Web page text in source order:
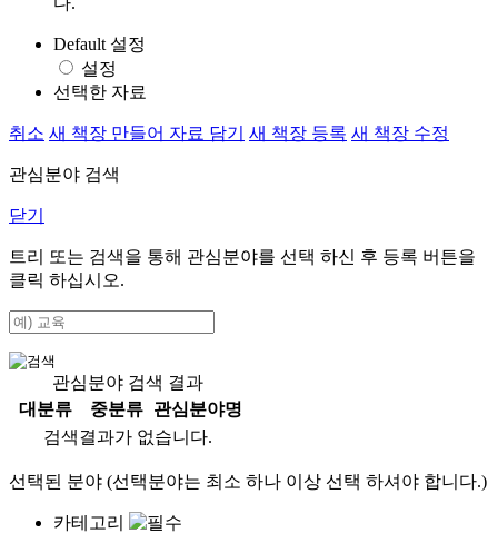
Default 설정
설정
선택한 자료
취소 새 책장 만들어 자료 담기 새 책장 등록 새 책장 수정
관심분야 검색
닫기
트리 또는 검색을 통해 관심분야를 선택 하신 후 등록 버튼을
클릭 하십시오.
관심분야 검색 결과
대분류
중분류
관심분야명
검색결과가 없습니다.
선택된 분야 (선택분야는 최소 하나 이상 선택 하셔야 합니다.)
카테고리